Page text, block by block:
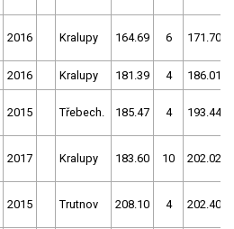
2016 Kralupy 164.69 6 171.70
2016 Kralupy 181.39 4 186.01
2015 Třebech. 185.47 4 193.44
2017 Kralupy 183.60 10 202.02
2015 Trutnov 208.10 4 202.40